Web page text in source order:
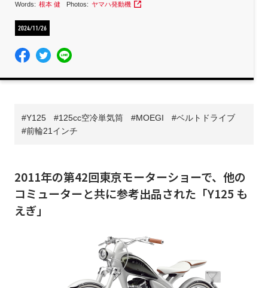
Words: 根本 健 Photos: ヤマハ発動機
2024/11/26
Y125 125cc空冷単気筒 MOEGI
ベルトドライブ
前輪21インチ
2011年の第42回東京モーターショーで、他の
コミューターと共に参考出品された「Y125 も
えぎ」